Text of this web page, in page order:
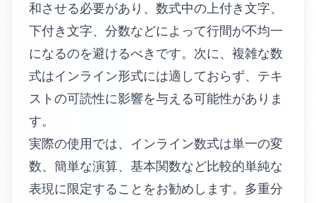
和させる必要があり、数式中の上付き文字、
下付き文字、分数などによって行間が不均一
になるのを避けるべきです。次に、複雑な数
式はインライン形式には適しておらず、テキ
ストの可読性に影響を与える可能性がありま
す。
実際の使用では、インライン数式は単一の変
数、簡単な演算、基本関数など比較的単純な
表現に限定することをお勧めします。多重分